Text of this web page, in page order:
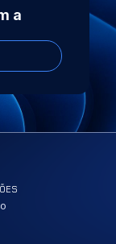
a